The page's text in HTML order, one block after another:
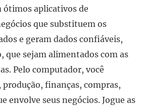
ótimos aplicativos de
que substituem os
e geram dados confiáveis,
que sejam alimentados com as
Pelo computador, você
finanças, compras,
envolve seus negócios. Jogue as